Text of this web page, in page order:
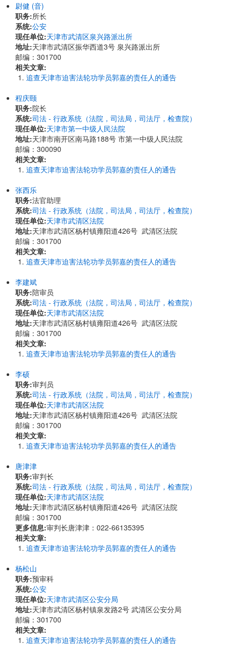
尉健 (音)
职务:所长
系统:公安
现任单位:天津市武清区泉兴路派出所
地址:天津市武清区振华西道3号 泉兴路派出所
邮编：301700
相关文章:
追查天津市迫害法轮功学员郭嘉的责任人的通告
程庆颐
职务:院长
系统:司法 - 行政系统（法院，司法局，司法厅，检查院）
现任单位:天津市第一中级人民法院
地址:天津市南开区南马路188号 市第一中级人民法院
邮编：300090
相关文章:
追查天津市迫害法轮功学员郭嘉的责任人的通告
张西乐
职务:法官助理
系统:司法 - 行政系统（法院，司法局，司法厅，检查院）
现任单位:天津市武清区法院
地址:天津市武清区杨村镇雍阳道426号 武清区法院
邮编：301700
相关文章:
追查天津市迫害法轮功学员郭嘉的责任人的通告
李建斌
职务:陪审员
系统:司法 - 行政系统（法院，司法局，司法厅，检查院）
现任单位:天津市武清区法院
地址:天津市武清区杨村镇雍阳道426号 武清区法院
邮编：301700
相关文章:
追查天津市迫害法轮功学员郭嘉的责任人的通告
李硕
职务:审判员
系统:司法 - 行政系统（法院，司法局，司法厅，检查院）
现任单位:天津市武清区法院
地址:天津市武清区杨村镇雍阳道426号 武清区法院
邮编：301700
相关文章:
追查天津市迫害法轮功学员郭嘉的责任人的通告
唐津津
职务:审判长
系统:司法 - 行政系统（法院，司法局，司法厅，检查院）
现任单位:天津市武清区法院
地址:天津市武清区杨村镇雍阳道426号 武清区法院
邮编：301700
更多信息:审判长唐津津：022-66135395
相关文章:
追查天津市迫害法轮功学员郭嘉的责任人的通告
杨松山
职务:预审科
系统:公安
现任单位:天津市武清区公安分局
地址:天津市武清区杨村镇泉发路2号 武清区公安分局
邮编：301700
相关文章:
追查天津市迫害法轮功学员郭嘉的责任人的通告